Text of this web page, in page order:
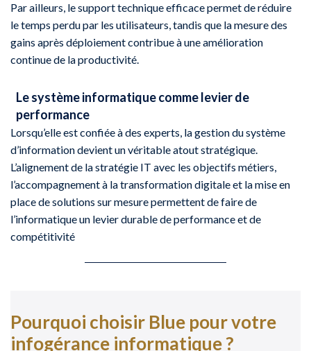
Par ailleurs, le support technique efficace permet de réduire
le temps perdu par les utilisateurs, tandis que la mesure des
gains après déploiement contribue à une amélioration
continue de la productivité.
Le système informatique comme levier de
performance
Lorsqu’elle est confiée à des experts, la gestion du système
d’information devient un véritable atout stratégique.
L’alignement de la stratégie IT avec les objectifs métiers,
l’accompagnement à la transformation digitale et la mise en
place de solutions sur mesure permettent de faire de
l’informatique un levier durable de performance et de
compétitivité
Pourquoi choisir Blue pour votre
infogérance informatique ?